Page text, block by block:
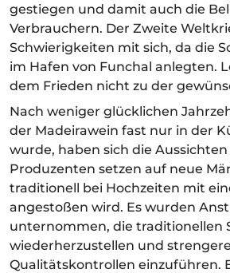
gestiegen und damit auch die
Verbrauchern. Der Zweite
Schwierigkeiten mit sich, da die
im Hafen von Funchal anlegten.
dem Frieden nicht zu der
Nach weniger glücklichen
der Madeirawein fast nur in der
wurde, haben sich die
Produzenten setzen auf neue
traditionell bei Hochzeiten mit
angestoßen wird. Es wurden
unternommen, die traditionellen
wiederherzustellen und strengere
Qualitätskontrollen einzuführen.